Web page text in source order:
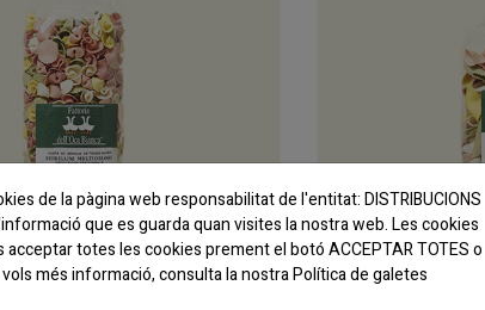
de la pàgina web responsabilitat de l'entitat: DISTRIBUCIONS
que es guarda quan visites la nostra web. Les cookies
totes les cookies prement el botó ACCEPTAR TOTES o
vols més informació, consulta la nostraPolítica de galetes